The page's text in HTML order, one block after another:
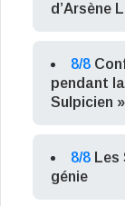
d’Arsène
8/8
pendant
Sulpicien »
8/8 Les
génie